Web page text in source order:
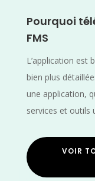
Pourquoi
FMS
L’application est
bien plus
une application,
services et outils
VOIR